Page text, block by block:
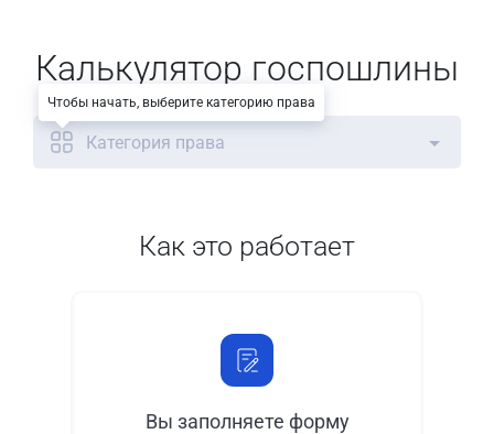
Калькулятор госпошлины
Категория права
Как это работает
Вы заполняете форму
Чтобы начать, выберите категорию права